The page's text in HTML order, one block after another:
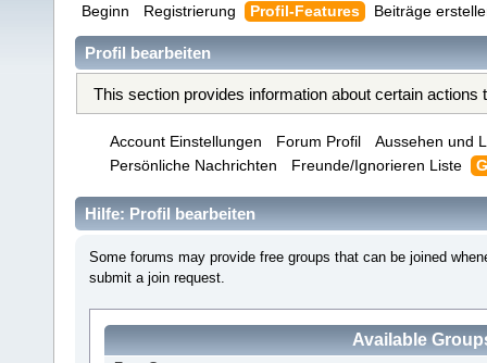
Beginn Registrierung Profil-Features Beiträge
Profil bearbeiten
This section provides information about certain
Account Einstellungen Forum Profil
Aussehen und
Persönliche Nachrichten
Freunde/Ignorieren Liste
Hilfe: Profil bearbeiten
Some forums may provide free groups that can be joined
submit a join request.
Available